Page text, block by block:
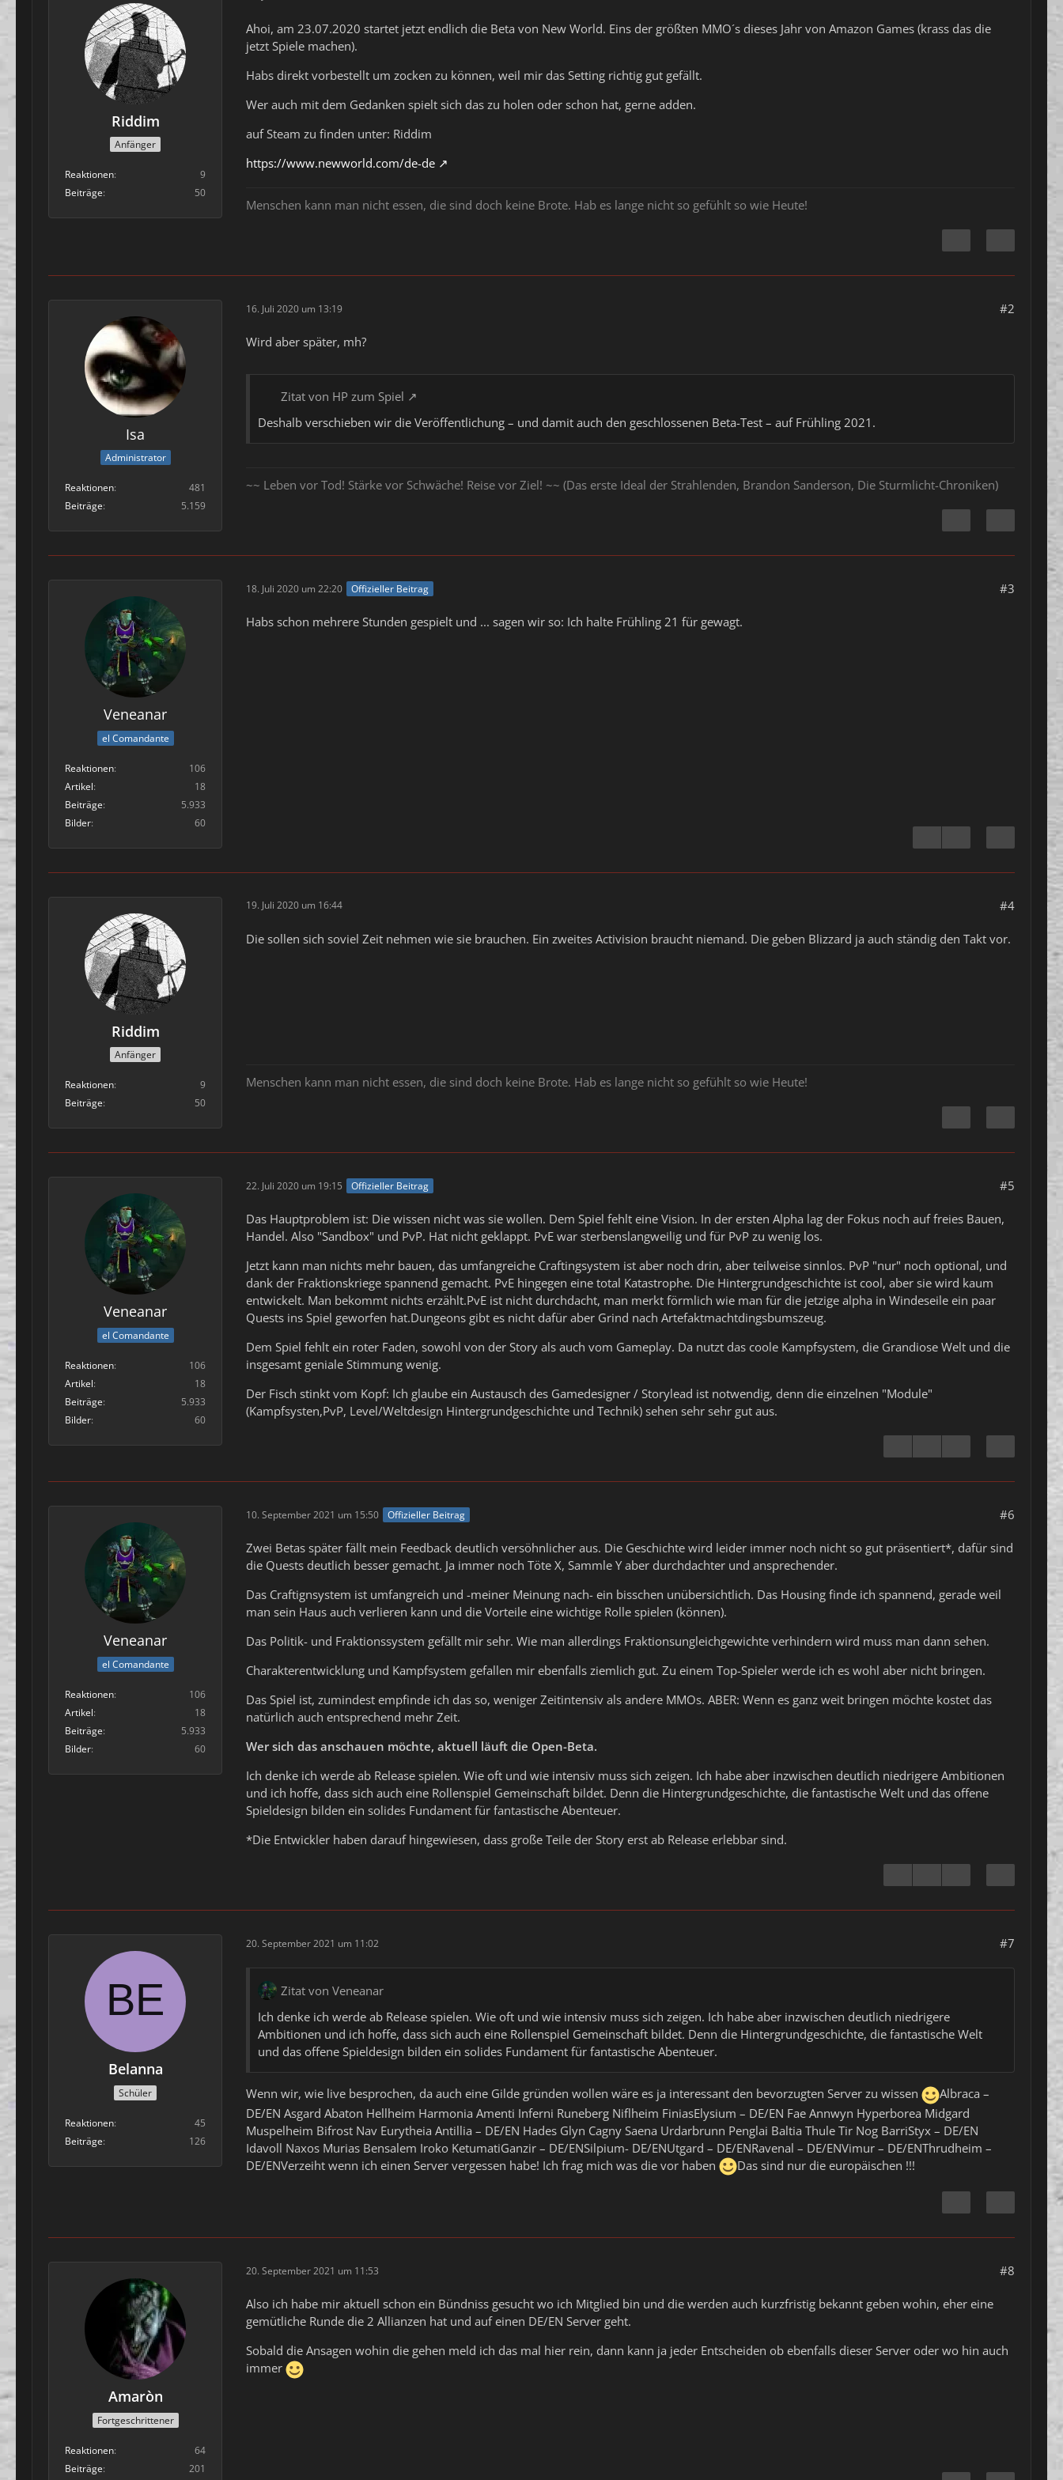
Riddim
Anfänger
Reaktionen
9
Beiträge
50
Ahoi, am 23.07.2020 startet jetzt endlich die Beta von New World. Eins der größten MMO´s dieses Jahr von Amazon Games (krass das die
jetzt Spiele machen).
Habs direkt vorbestellt um zocken zu können, weil mir das Setting richtig gut gefällt.
Wer auch mit dem Gedanken spielt sich das zu holen oder schon hat, gerne adden.
auf Steam zu finden unter: Riddim
https://www.newworld.com/de-de
Menschen kann man nicht essen, die sind doch keine Brote. Hab es lange nicht so gefühlt so wie Heute!
Isa
Administrator
Reaktionen
481
Beiträge
5.159
16. Juli 2020 um 13:19 #2
Wird aber später, mh?
Zitat von HP zum Spiel
Deshalb verschieben wir die Veröffentlichung – und damit auch den geschlossenen Beta-Test – auf Frühling 2021.
~~ Leben vor Tod! Stärke vor Schwäche! Reise vor Ziel! ~~ (Das erste Ideal der Strahlenden, Brandon Sanderson, Die Sturmlicht-Chroniken)
Veneanar
el Comandante
Reaktionen
106
Artikel
18
Beiträge
5.933
Bilder
60
18. Juli 2020 um 22:20 Offizieller Beitrag #3
Habs schon mehrere Stunden gespielt und ... sagen wir so: Ich halte Frühling 21 für gewagt.
Riddim
Anfänger
Reaktionen
9
Beiträge
50
19. Juli 2020 um 16:44 #4
Die sollen sich soviel Zeit nehmen wie sie brauchen. Ein zweites Activision braucht niemand. Die geben Blizzard ja auch ständig den Takt vor.
Menschen kann man nicht essen, die sind doch keine Brote. Hab es lange nicht so gefühlt so wie Heute!
Veneanar
el Comandante
Reaktionen
106
Artikel
18
Beiträge
5.933
Bilder
60
22. Juli 2020 um 19:15 Offizieller Beitrag #5
Das Hauptproblem ist: Die wissen nicht was sie wollen. Dem Spiel fehlt eine Vision. In der ersten Alpha lag der Fokus noch auf freies Bauen,
Handel. Also "Sandbox" und PvP. Hat nicht geklappt. PvE war sterbenslangweilig und für PvP zu wenig los.
Jetzt kann man nichts mehr bauen, das umfangreiche Craftingsystem ist aber noch drin, aber teilweise sinnlos. PvP "nur" noch optional, und
dank der Fraktionskriege spannend gemacht. PvE hingegen eine total Katastrophe. Die Hintergrundgeschichte ist cool, aber sie wird kaum
entwickelt. Man bekommt nichts erzählt.PvE ist nicht durchdacht, man merkt förmlich wie man für die jetzige alpha in Windeseile ein paar
Quests ins Spiel geworfen hat.Dungeons gibt es nicht dafür aber Grind nach Artefaktmachtdingsbumszeug.
Dem Spiel fehlt ein roter Faden, sowohl von der Story als auch vom Gameplay. Da nutzt das coole Kampfsystem, die Grandiose Welt und die
insgesamt geniale Stimmung wenig.
Der Fisch stinkt vom Kopf: Ich glaube ein Austausch des Gamedesigner / Storylead ist notwendig, denn die einzelnen "Module"
(Kampfsysten,PvP, Level/Weltdesign Hintergrundgeschichte und Technik) sehen sehr sehr gut aus.
Veneanar
el Comandante
Reaktionen
106
Artikel
18
Beiträge
5.933
Bilder
60
10. September 2021 um 15:50 Offizieller Beitrag #6
Zwei Betas später fällt mein Feedback deutlich versöhnlicher aus. Die Geschichte wird leider immer noch nicht so gut präsentiert*, dafür sind
die Quests deutlich besser gemacht. Ja immer noch Töte X, Sammle Y aber durchdachter und ansprechender.
Das Craftignsystem ist umfangreich und -meiner Meinung nach- ein bisschen unübersichtlich. Das Housing finde ich spannend, gerade weil
man sein Haus auch verlieren kann und die Vorteile eine wichtige Rolle spielen (können).
Das Politik- und Fraktionssystem gefällt mir sehr. Wie man allerdings Fraktionsungleichgewichte verhindern wird muss man dann sehen.
Charakterentwicklung und Kampfsystem gefallen mir ebenfalls ziemlich gut. Zu einem Top-Spieler werde ich es wohl aber nicht bringen.
Das Spiel ist, zumindest empfinde ich das so, weniger Zeitintensiv als andere MMOs. ABER: Wenn es ganz weit bringen möchte kostet das
natürlich auch entsprechend mehr Zeit.
Wer sich das anschauen möchte, aktuell läuft die Open-Beta.
Ich denke ich werde ab Release spielen. Wie oft und wie intensiv muss sich zeigen. Ich habe aber inzwischen deutlich niedrigere Ambitionen
und ich hoffe, dass sich auch eine Rollenspiel Gemeinschaft bildet. Denn die Hintergrundgeschichte, die fantastische Welt und das offene
Spieldesign bilden ein solides Fundament für fantastische Abenteuer.
*Die Entwickler haben darauf hingewiesen, dass große Teile der Story erst ab Release erlebbar sind.
Belanna
Schüler
Reaktionen
45
Beiträge
126
20. September 2021 um 11:02 #7
Zitat von Veneanar
Ich denke ich werde ab Release spielen. Wie oft und wie intensiv muss sich zeigen. Ich habe aber inzwischen deutlich niedrigere
Ambitionen und ich hoffe, dass sich auch eine Rollenspiel Gemeinschaft bildet. Denn die Hintergrundgeschichte, die fantastische Welt
und das offene Spieldesign bilden ein solides Fundament für fantastische Abenteuer.
Wenn wir, wie live besprochen, da auch eine Gilde gründen wollen wäre es ja interessant den bevorzugten Server zu wissen
Albraca –
DE/EN Asgard Abaton Hellheim Harmonia Amenti Inferni Runeberg Niflheim FiniasElysium – DE/EN Fae Annwyn Hyperborea Midgard
Muspelheim Bifrost Nav Eurytheia Antillia – DE/EN Hades Glyn Cagny Saena Urdarbrunn Penglai Baltia Thule Tir Nog BarriStyx – DE/EN
Idavoll Naxos Murias Bensalem Iroko KetumatiGanzir – DE/ENSilpium- DE/ENUtgard – DE/ENRavenal – DE/ENVimur – DE/ENThrudheim –
DE/ENVerzeiht wenn ich einen Server vergessen habe! Ich frag mich was die vor haben
Das sind nur die europäischen !!!
Amaròn
Fortgeschrittener
Reaktionen
64
Beiträge
201
20. September 2021 um 11:53 #8
Also ich habe mir aktuell schon ein Bündniss gesucht wo ich Mitglied bin und die werden auch kurzfristig bekannt geben wohin, eher eine
gemütliche Runde die 2 Allianzen hat und auf einen DE/EN Server geht.
Sobald die Ansagen wohin die gehen meld ich das mal hier rein, dann kann ja jeder Entscheiden ob ebenfalls dieser Server oder wo hin auch
immer